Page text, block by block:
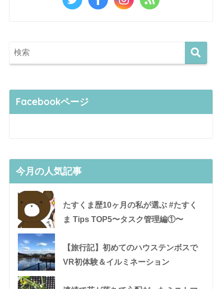
Facebookページ
今月の人気記事
たすくま歴10ヶ月の私が選ぶ #たすく
ま Tips TOP5〜タスク管理編①〜
【旅行記】初めてのハウステンボスで
VR初体験＆イルミネーション